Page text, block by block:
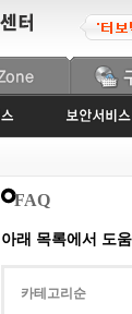
FAQ
아래 목록에서 도
카테고리순